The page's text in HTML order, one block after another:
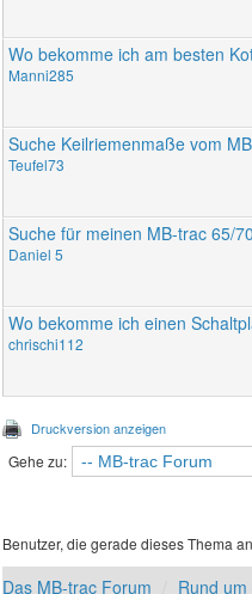
Wo bekomme ich am besten
Manni285
Suche Keilriemenmaße vom
Teufel73
Suche für meinen MB-trac 65/
Daniel 5
Wo bekomme ich einen
chrischi112
Druckversion anzeigen
Gehe zu:
Benutzer, die gerade dieses Thema
Das MB-trac Forum Rund